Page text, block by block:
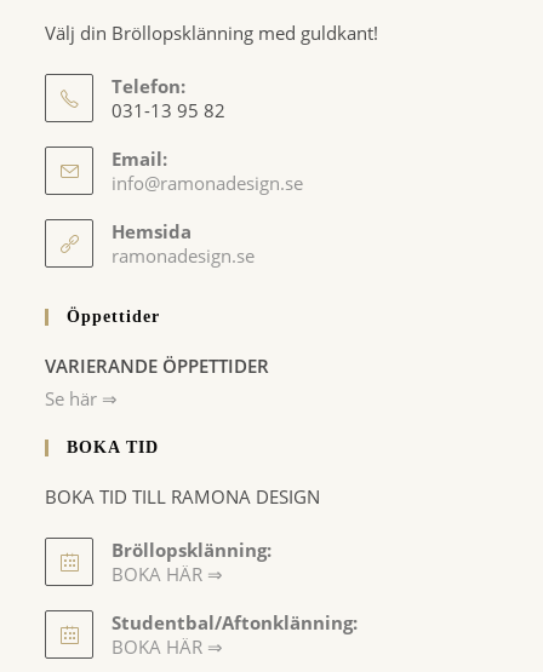
Välj din Bröllopsklänning med guldkant!
Telefon:
031-13 95 82
Email:
info@ramonadesign.seOpens
Hemsida
ramonadesign.se
Öppettider
VARIERANDE ÖPPETTIDER
Se här ⇒
BOKA TID
BOKA TID TILL RAMONA DESIGN
Bröllopsklänning:
BOKA HÄR ⇒
in
a
Studentbal/Aftonklänning:
BOKA HÄR ⇒